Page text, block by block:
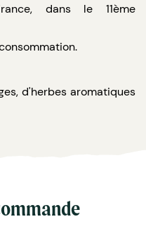
dans le 11ème
d'herbes aromatiques
A4 (21 x 29.7 cm), A5
écologiques à base